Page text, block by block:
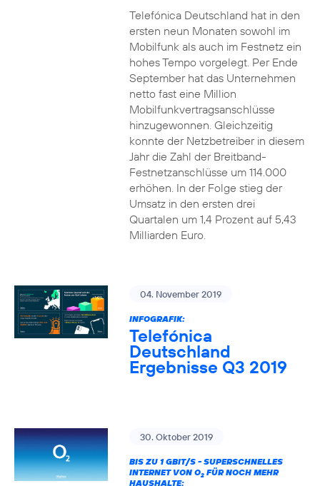
Telefónica Deutschland hat in den
ersten neun Monaten sowohl im
Mobilfunk als auch im Festnetz ein
hohes Tempo vorgelegt. Per Ende
September hat das Unternehmen
netto fast eine Million
Mobilfunkvertragsanschlüsse
hinzugewonnen. Gleichzeitig
konnte der Netzbetreiber in diesem
Jahr die Zahl der Breitband-
Festnetzanschlüsse um 114.000
erhöhen. In der Folge stieg der
Umsatz in den ersten drei
Quartalen um 1,4 Prozent auf 5,43
Milliarden Euro.
04. November 2019
INFOGRAFIK:
Telefónica
Deutschland
Ergebnisse Q3 2019
30. Oktober 2019
BIS ZU 1 GBIT/S - SUPERSCHNELLES
INTERNET VON O2FÜR NOCH MEHR
HAUSHALTE: